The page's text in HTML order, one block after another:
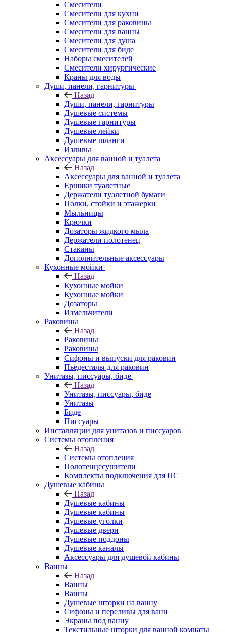
Смесители
Смесители для кухни
Смесители для раковины
Смесители для ванны
Смесители для душа
Смесители для биде
Наборы смесителей
Смесители хирургические
Краны для воды
Души, панели, гарнитуры
Назад
Души, панели, гарнитуры
Душевые системы
Душевые гарнитуры
Душевые лейки
Душевые шланги
Изливы
Аксессуары для ванной и туалета
Назад
Аксессуары для ванной и туалета
Ершики туалетные
Держатели туалетной бумаги
Полки, стойки и этажерки
Мыльницы
Крючки
Дозаторы жидкого мыла
Держатели полотенец
Стаканы
Дополнительные аксессуары
Кухонные мойки
Назад
Кухонные мойки
Кухонные мойки
Дозаторы
Измельчители
Раковины
Назад
Раковины
Раковины
Сифоны и выпуски для раковин
Пьедесталы для раковин
Унитазы, писсуары, биде
Назад
Унитазы, писсуары, биде
Унитазы
Биде
Писсуары
Инсталляции для унитазов и писсуаров
Системы отопления
Назад
Системы отопления
Полотенцесушители
Комплекты подключения для ПС
Душевые кабины
Назад
Душевые кабины
Душевые кабины
Душевые уголки
Душевые двери
Душевые поддоны
Душевые каналы
Аксессуары для душевой кабины
Ванны
Назад
Ванны
Ванны
Душевые шторки на ванну
Сифоны и переливы для ванн
Экраны под ванну
Текстильные шторки для ванной комнаты